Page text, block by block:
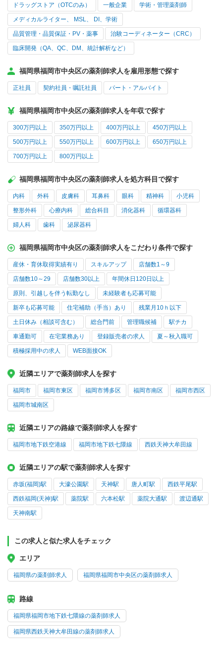
ドラッグストア（OTCのみ） 一般企業 学術・管理薬剤師
メディカルライター、 MSL、 DI、学術
品質管理・品質保証・PV・薬事 治験コーディネーター（CRC）
臨床開発（QA、QC、DM、統計解析など）
福岡県福岡市中央区の薬剤師求人を雇用形態で探す
正社員 契約社員・嘱託社員 パート・アルバイト
福岡県福岡市中央区の薬剤師求人を年収で探す
300万円以上 350万円以上 400万円以上 450万円以上
500万円以上 550万円以上 600万円以上 650万円以上
700万円以上 800万円以上
福岡県福岡市中央区の薬剤師求人を処方科目で探す
内科 外科 皮膚科 耳鼻科 眼科 精神科 小児科
整形外科 心療内科 総合科目 消化器科 循環器科
婦人科 歯科 泌尿器科
福岡県福岡市中央区の薬剤師求人をこだわり条件で探す
産休・育休取得実績有り スキルアップ 店舗数1～9
店舗数10～29 店舗数30以上 年間休日120日以上
原則、引越しを伴う転勤なし 未経験者も応募可能
新卒も応募可能 住宅補助（手当）あり 残業月10ｈ以下
土日休み（相談可含む） 総合門前 管理職候補 駅チカ
車通勤可 在宅業務あり 登録販売者の求人 夏～秋入職可
積極採用中の求人 WEB面接OK
近隣エリアで薬剤師求人を探す
福岡市 福岡市東区 福岡市博多区 福岡市南区 福岡市西区
福岡市城南区
近隣エリアの路線で薬剤師求人を探す
福岡市地下鉄空港線 福岡市地下鉄七隈線 西鉄天神大牟田線
近隣エリアの駅で薬剤師求人を探す
赤坂(福岡)駅 大濠公園駅 天神駅 唐人町駅 西鉄平尾駅
西鉄福岡(天神)駅 薬院駅 六本松駅 薬院大通駅 渡辺通駅
天神南駅
この求人と似た求人をチェック
エリア
福岡県の薬剤師求人 福岡県福岡市中央区の薬剤師求人
路線
福岡県福岡市地下鉄七隈線の薬剤師求人
福岡県西鉄天神大牟田線の薬剤師求人